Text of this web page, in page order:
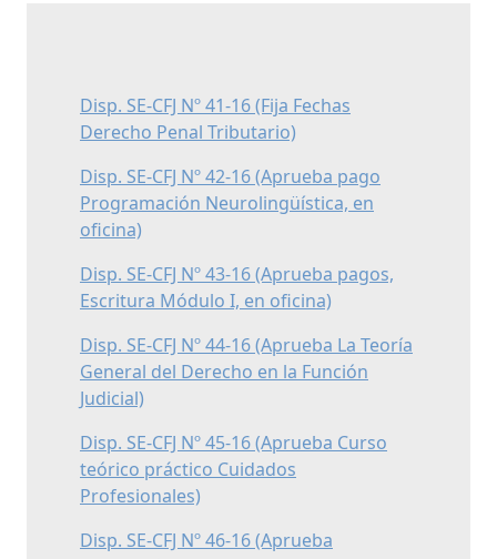
Disp. SE-CFJ Nº 41-16 (Fija Fechas
Derecho Penal Tributario)
Disp. SE-CFJ Nº 42-16 (Aprueba pago
Programación Neurolingüística, en
oficina)
Disp. SE-CFJ Nº 43-16 (Aprueba pagos,
Escritura Módulo I, en oficina)
Disp. SE-CFJ Nº 44-16 (Aprueba La Teoría
General del Derecho en la Función
Judicial)
Disp. SE-CFJ Nº 45-16 (Aprueba Curso
teórico práctico Cuidados
Profesionales)
Disp. SE-CFJ Nº 46-16 (Aprueba